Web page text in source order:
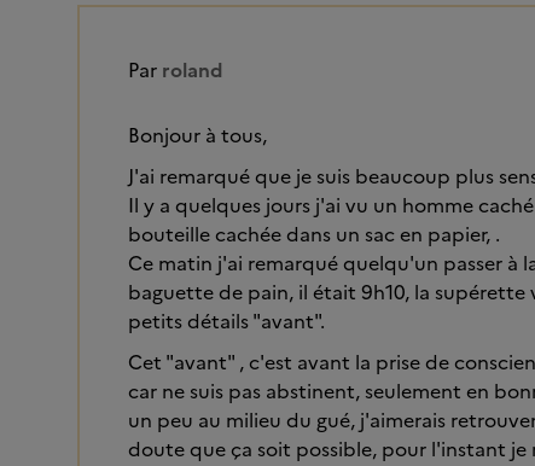
Par roland
Bonjour à tous,
J'ai remarqué que je suis beaucoup plus
Il y a quelques jours j'ai vu un homme
bouteille cachée dans un sac en papier, .
Ce matin j'ai remarqué quelqu'un passer à
baguette de pain, il était 9h10, la supérette
petits détails "avant".
Cet "avant" , c'est avant la prise de
car ne suis pas abstinent, seulement en
un peu au milieu du gué, j'aimerais
doute que ça soit possible, pour l'instant je